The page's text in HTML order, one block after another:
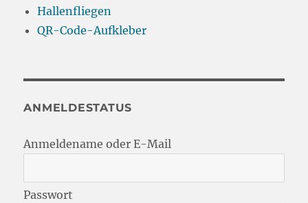
Hallenfliegen
QR-Code-Aufkleber
ANMELDESTATUS
Anmeldename oder E-Mail
Passwort